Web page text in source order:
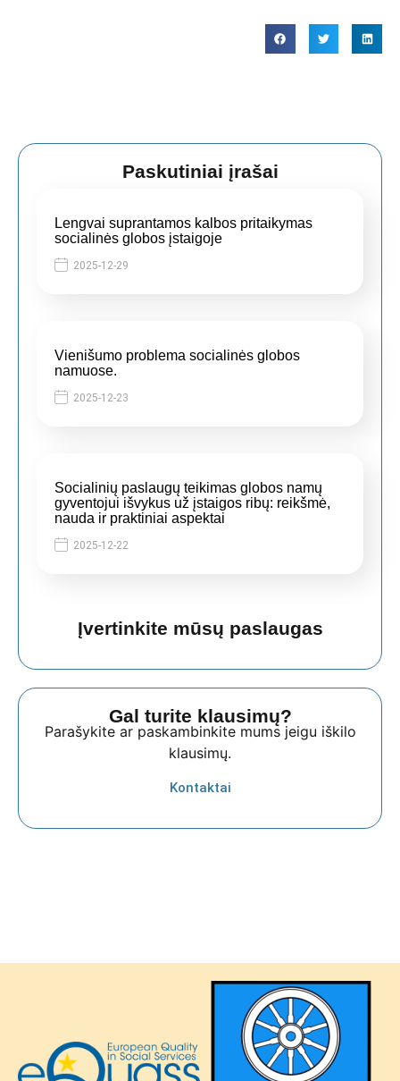
Paskutiniai įrašai
Lengvai suprantamos kalbos pritaikymas
socialinės globos įstaigoje
2025-12-29
Vienišumo problema socialinės globos
namuose.
2025-12-23
Socialinių paslaugų teikimas globos namų
gyventojui išvykus už įstaigos ribų: reikšmė,
nauda ir praktiniai aspektai
2025-12-22
Įvertinkite mūsų paslaugas
Gal turite klausimų?
Parašykite ar paskambinkite mums jeigu iškilo
klausimų.
Kontaktai